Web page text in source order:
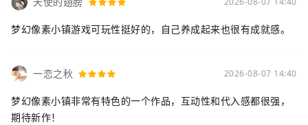
梦幻像素小镇游戏可玩性挺好的，自己养成起来也很有成就感。
一恋之秋 2026-08-07 14:40
梦幻像素小镇非常有特色的一个作品，互动性和代入感都很强，
期待新作！